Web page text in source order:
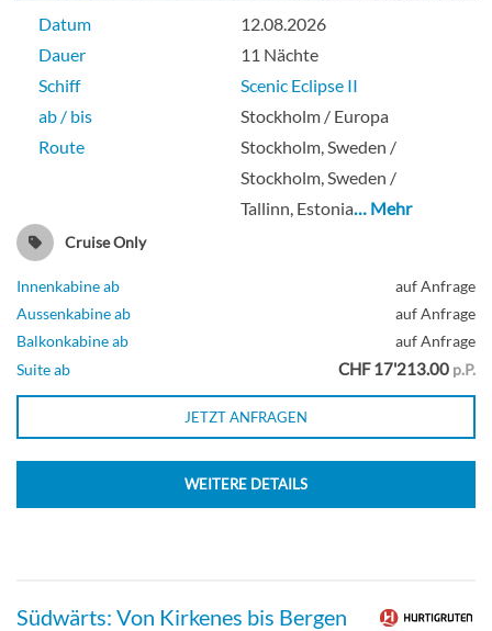
Datum
12.08.2026
Dauer
11 Nächte
Schiff
Scenic Eclipse II
ab / bis
Stockholm / Europa
Route
Stockholm, Sweden /
Stockholm, Sweden /
Tallinn, Estonia… Mehr
Cruise Only
Innenkabine ab
auf Anfrage
Aussenkabine ab
auf Anfrage
Balkonkabine ab
auf Anfrage
Suite ab
CHF 17'213.00 p.P.
JETZT ANFRAGEN
WEITERE DETAILS
Südwärts: Von Kirkenes bis Bergen